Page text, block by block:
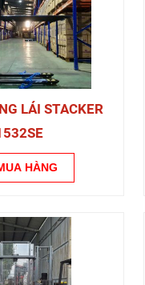
LÁI STACKER